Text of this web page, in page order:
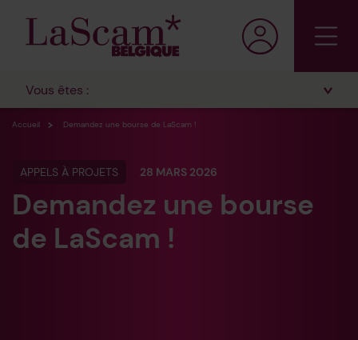
Vous êtes :
Accueil Demandez une bourse de LaScam !
APPELS À PROJETS 28 MARS 2026
Demandez une bourse
de LaScam !